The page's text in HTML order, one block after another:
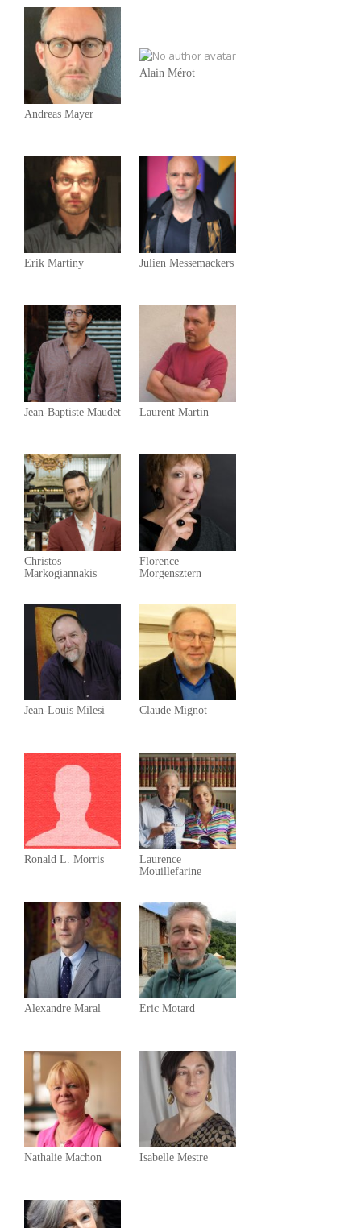
Andreas Mayer
Alain Mérot
Erik Martiny Julien Messemackers
Jean-Baptiste Maudet Laurent Martin
Christos
Markogiannakis
Florence
Morgensztern
Jean-Louis Milesi Claude Mignot
Ronald L. Morris
Laurence
Mouillefarine
Alexandre Maral Eric Motard
Nathalie Machon Isabelle Mestre